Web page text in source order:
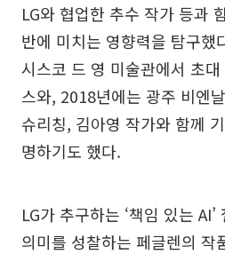
LG와 협업한 추수 작가 등과
반에 미치는 영향력을 탐구했
시스코 드 영 미술관에서 초
스와, 2018년에는 광주 비엔
슈리칭, 김아영 작가와 함께
명하기도 했다.
LG가 추구하는 ‘책임 있는
의미를 성찰하는 페글렌의 작